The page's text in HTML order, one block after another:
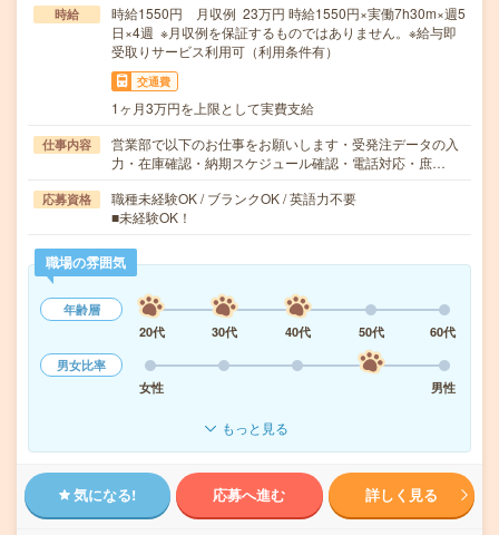
時給
時給1550円 月収例 23万円 時給1550円×実働7h30m×週5
日×4週 ※月収例を保証するものではありません。※給与即
受取りサービス利用可（利用条件有）
交通費
1ヶ月3万円を上限として実費支給
仕事内容
営業部で以下のお仕事をお願いします・受発注データの入
力・在庫確認・納期スケジュール確認・電話対応・庶…
応募資格
職種未経験OK / ブランクOK / 英語力不要
■未経験OK！
職場の雰囲気
年齢層
20代
30代 40代 50代
60代
男女比率
女性
男性
もっと見る
気になる! 応募へ進む 詳しく見る